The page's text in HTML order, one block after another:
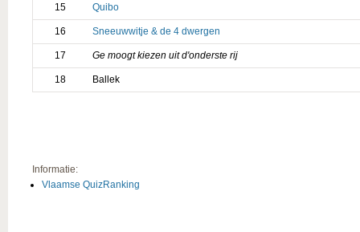
15 Quibo
16 Sneeuwwitje & de 4 dwergen
17 Ge moogt kiezen uit d'onderste rij
18 Ballek
Informatie:
Vlaamse QuizRanking